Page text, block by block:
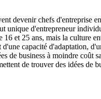
devenir chefs d'entreprise
unique d'entrepreneur
16 et 25 ans, mais la culture
capacité d'adaptation,
de business à moindre coût
de trouver des idées de